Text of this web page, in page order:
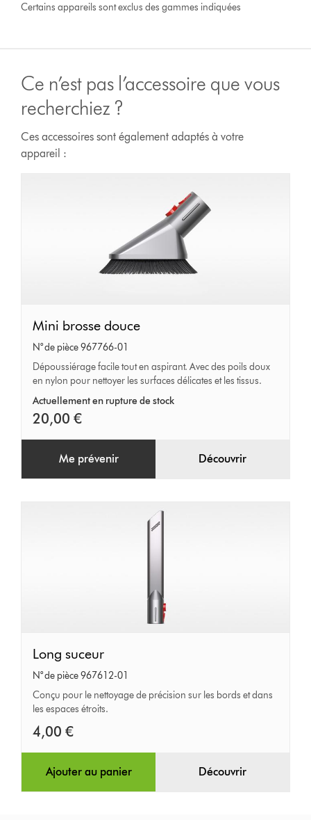
Certains appareils sont exclus des gammes indiquées
Ce n’est pas l’accessoire que vous
recherchiez ?
Ces accessoires sont également adaptés à votre
appareil :
Mini
brosse
douce
Mini brosse douce
N° de pièce 967766-01
Dépoussiérage facile tout en aspirant. Avec des poils doux
en nylon pour nettoyer les surfaces délicates et les tissus.
Actuellement en rupture de stock
20,00 €
Me prévenir Découvrir
Long
suceur
Long suceur
N° de pièce 967612-01
Conçu pour le nettoyage de précision sur les bords et dans
les espaces étroits.
4,00 €
Ajouter au panier Découvrir